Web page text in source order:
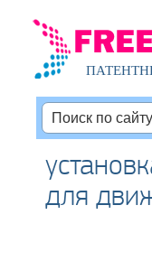
для